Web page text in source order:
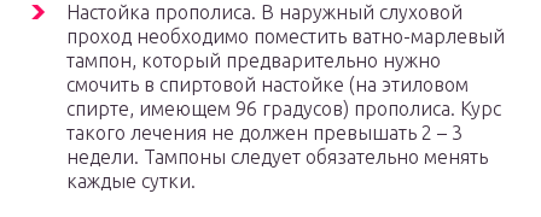
Настойка прополиса. В наружный слуховой
проход необходимо поместить ватно-марлевый
тампон, который предварительно нужно
смочить в спиртовой настойке (на этиловом
спирте, имеющем 96 градусов) прополиса. Курс
такого лечения не должен превышать 2 – 3
недели. Тампоны следует обязательно менять
каждые сутки.